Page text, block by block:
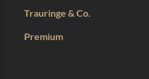
Trauringe & Co.
Premium